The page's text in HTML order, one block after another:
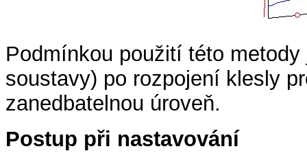
Podmínkou použití této
soustavy) po rozpojení klesly
zanedbatelnou úroveň.
Postup při nastavování